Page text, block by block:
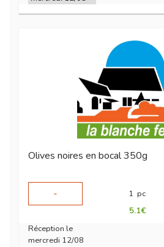
Olives noires en bocal 350g
-
1 pc
5.1€
Réception le
mercredi 12/08